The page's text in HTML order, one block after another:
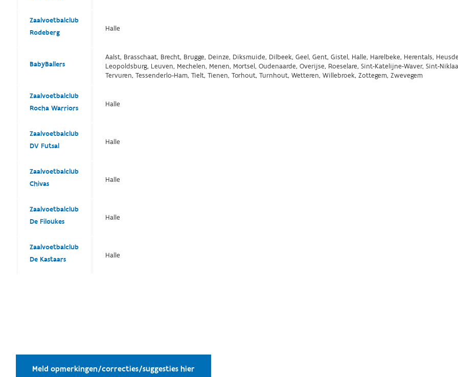
Zaalvoetbalclub
Rodeberg
Halle
BabyBallers
Aalst, Brasschaat, Brecht, Brugge, Deinze, Diksmuide, Dilbeek, Geel, Gent, Gistel, Halle, Harelbeke, Herentals,
Leopoldsburg, Leuven, Mechelen, Menen, Mortsel, Oudenaarde, Overijse, Roeselare, Sint-Katelijne-Waver, Sint-
Tervuren, Tessenderlo-Ham, Tielt, Tienen, Torhout, Turnhout, Wetteren, Willebroek, Zottegem, Zwevegem
Zaalvoetbalclub
Rocha Warriors
Halle
Zaalvoetbalclub
DV Futsal
Halle
Zaalvoetbalclub
Chivas
Halle
Zaalvoetbalclub
De Filoukes
Halle
Zaalvoetbalclub
De Kastaars
Halle
Meld opmerkingen/correcties/suggesties hier